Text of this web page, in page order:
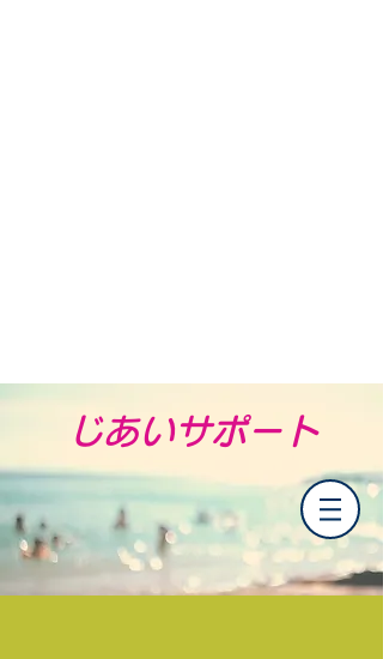
​じあいサポート